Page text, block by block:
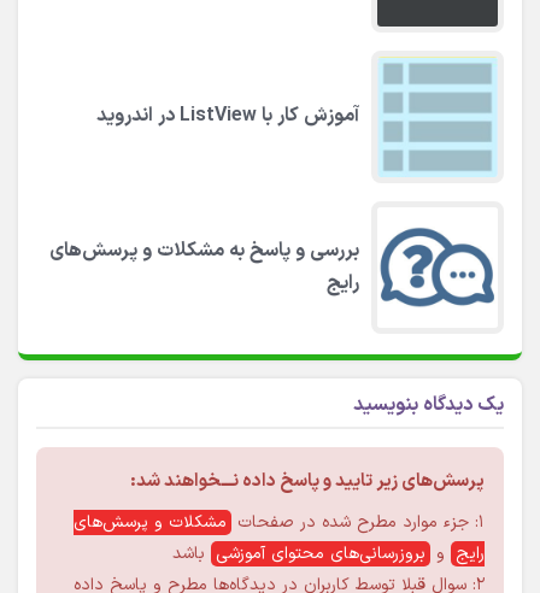
آموزش کار با ListView در اندروید
بررسی و پاسخ به مشکلات و پرسش‌های
رایج
یک دیدگاه بنویسید
پرسش‌های زیر تایید و پاسخ داده نـــخواهند شد:
۱: جزء موارد مطرح شده در صفحات
مشکلات و پرسش‌های
رایج و بروزرسانی‌های محتوای آموزشی باشد
۲: سوال قبلا توسط کاربران در دیدگاه‌ها مطرح و پاسخ داده